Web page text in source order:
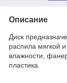
Описание
Диск
распила мягкой
влажности,
пластика.